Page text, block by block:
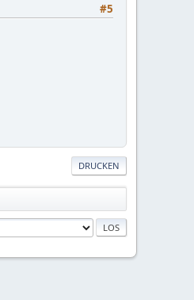
#5
DRUCKEN